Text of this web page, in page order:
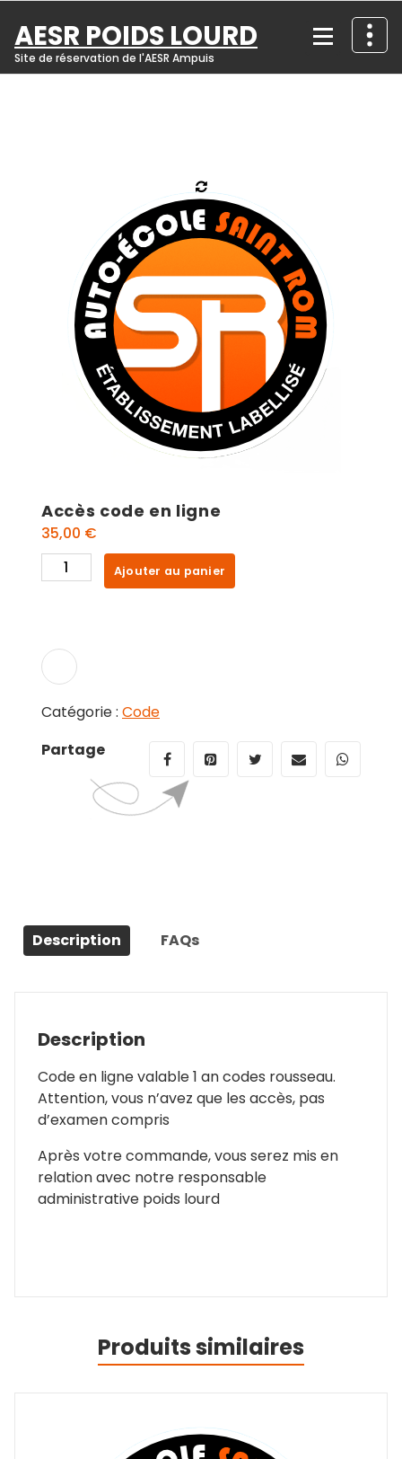
content
AESR POIDS LOURD
Site de réservation de l'AESR Ampuis
Accès code en ligne
35,00 €
quantité
de
en
ligne
Ajouter au panier
Catégorie : Code
Partage
Description FAQs
Description
Code en ligne valable 1 an codes rousseau.
Attention, vous n’avez que les accès, pas
d’examen compris
Après votre commande, vous serez mis en
relation avec notre responsable
administrative poids lourd
Produits similaires